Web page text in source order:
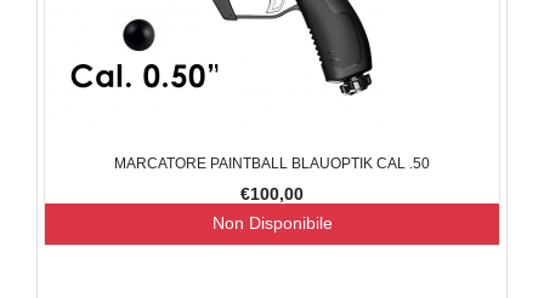
MARCATORE PAINTBALL BLAUOPTIK CAL .50
€100,00
Non Disponibile